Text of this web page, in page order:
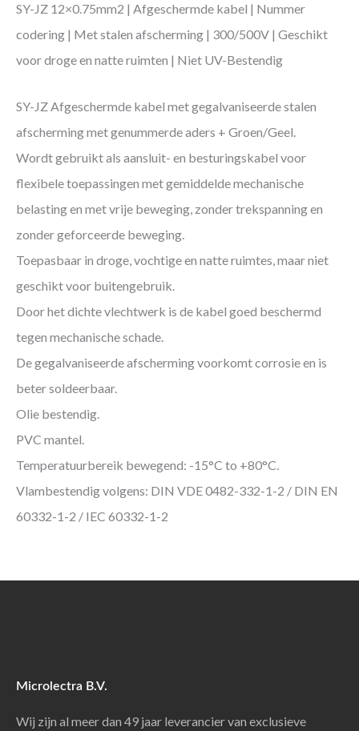
SY-JZ 12×0.75mm2 | Afgeschermde kabel | Nummer
codering | Met stalen afscherming | 300/500V | Geschikt
voor droge en natte ruimten | Niet UV-Bestendig
SY-JZ Afgeschermde kabel met gegalvaniseerde stalen
afscherming met genummerde aders + Groen/Geel.
Wordt gebruikt als aansluit- en besturingskabel voor
flexibele toepassingen met gemiddelde mechanische
belasting en met vrije beweging, zonder trekspanning en
zonder geforceerde beweging.
Toepasbaar in droge, vochtige en natte ruimtes, maar niet
geschikt voor buitengebruik.
Door het dichte vlechtwerk is de kabel goed beschermd
tegen mechanische schade.
De gegalvaniseerde afscherming voorkomt corrosie en is
beter soldeerbaar.
Olie bestendig.
PVC mantel.
Temperatuurbereik bewegend: -15°C to +80°C.
Vlambestendig volgens: DIN VDE 0482-332-1-2 / DIN EN
60332-1-2 / IEC 60332-1-2
Microlectra B.V.
Wij zijn al meer dan 49 jaar leverancier van exclusieve